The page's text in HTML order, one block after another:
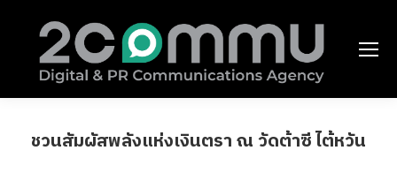
ชวนสัมผัสพลังแห่งเงินตรา ณ วัดต้าซี ไต้หวัน